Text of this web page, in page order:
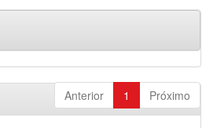
Anterior 1 Próximo